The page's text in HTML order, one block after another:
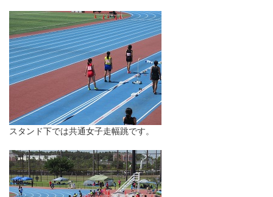
スタンド下では共通女子走幅跳です。